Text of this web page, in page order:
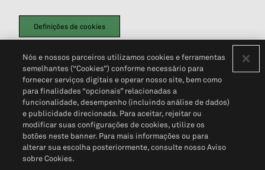
Definições de cookies
Política de PrivacidadePortal de privacidade do cliente (em inglês)
Não Venda Minhas Informações Pessoais© 2026 S&P Global
Nós e nossos parceiros utilizamos cookies e ferramentas
semelhantes (“Cookies”) conforme necessário para
fornecer serviços digitais e operar nosso site, bem como
para finalidades “opcionais” relacionadas a
funcionalidade, desempenho (incluindo análise de dados)
e publicidade direcionada. Para aceitar, rejeitar ou
modificar suas configurações de cookies, utilize os
botões neste banner. Para mais informações ou para
alterar sua escolha posteriormente, consulte nosso Aviso
sobre Cookies.